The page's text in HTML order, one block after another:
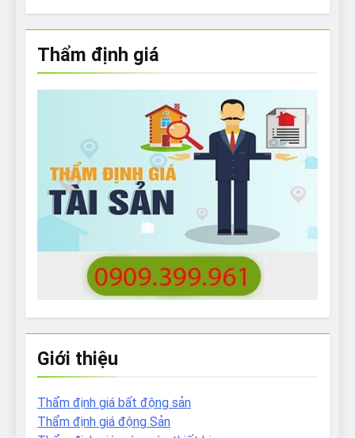
Thẩm định giá
Giới thiệu
Thẩm định giá bất động sản
Thẩm định giá động Sản